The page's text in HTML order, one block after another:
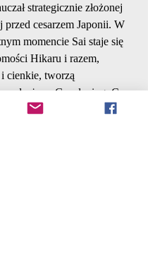
strategicznie złożonej
przed cesarzem Japonii. W
momencie Sai staje się
Hikaru i razem,
cienkie, tworzą
drużynę Go-playing. Czy
graczy Go, którzy